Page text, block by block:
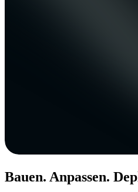
Bauen. Anpassen.